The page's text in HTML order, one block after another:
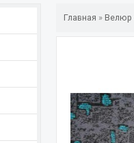
Главная » Велюр